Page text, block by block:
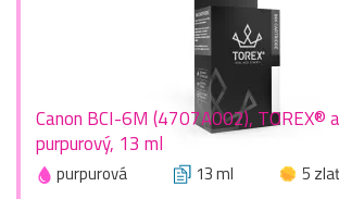
Canon BCI-6M (4707A002), TOREX®
purpurový, 13 ml
purpurová 13 ml
5